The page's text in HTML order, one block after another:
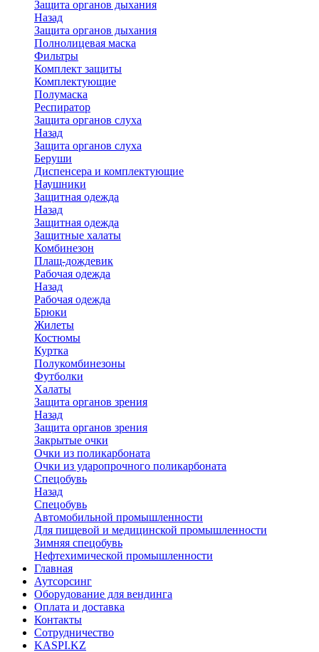
Защита органов дыхания
Назад
Защита органов дыхания
Полнолицевая маска
Фильтры
Комплект защиты
Комплектующие
Полумаска
Респиратор
Защита органов слуха
Назад
Защита органов слуха
Беруши
Диспенсера и комплектующие
Наушники
Защитная одежда
Назад
Защитная одежда
Защитные халаты
Комбинезон
Плащ-дождевик
Рабочая одежда
Назад
Рабочая одежда
Брюки
Жилеты
Костюмы
Куртка
Полукомбинезоны
Футболки
Халаты
Защита органов зрения
Назад
Защита органов зрения
Закрытые очки
Очки из поликарбоната
Очки из ударопрочного поликарбоната
Спецобувь
Назад
Спецобувь
Автомобильной промышленности
Для пищевой и медицинской промышленности
Зимняя спецобувь
Нефтехимической промышленности
Главная
Аутсорсинг
Оборудование для вендинга
Оплата и доставка
Контакты
Сотрудничество
KASPI.KZ